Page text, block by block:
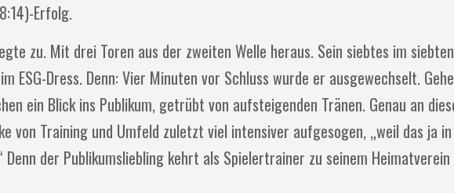
Erfolg.
zu. Mit drei Toren aus der zweiten Welle heraus. Sein siebtes im
ESG-Dress. Denn: Vier Minuten vor Schluss wurde er ausgewechselt.
ein Blick ins Publikum, getrübt von aufsteigenden Tränen. Genau an
von Training und Umfeld zuletzt viel intensiver aufgesogen, „weil das ja
der Publikumsliebling kehrt als Spielertrainer zu seinem